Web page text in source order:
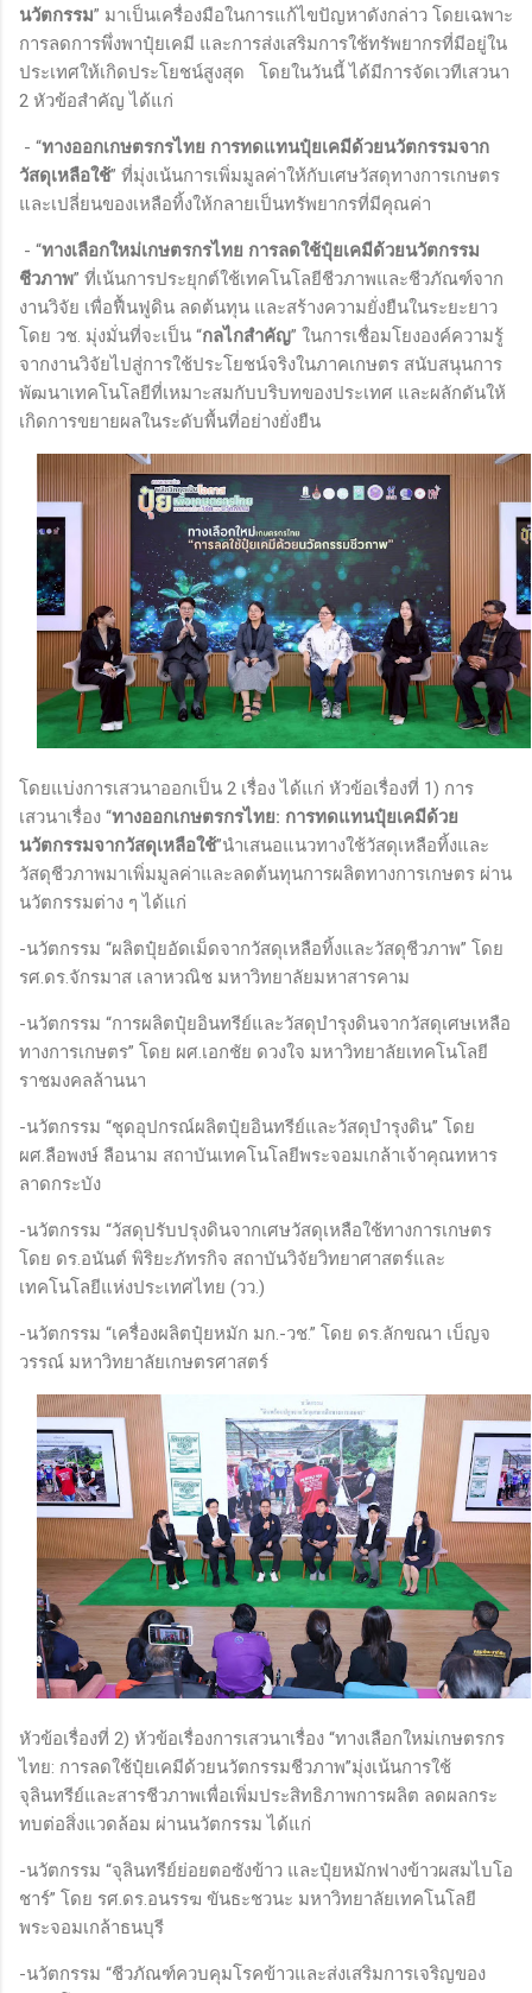
นวัตกรรม” มาเป็นเครื่องมือในการแก้ไขปัญหาดังกล่าว โดยเฉพาะ
การลดการพึ่งพาปุ๋ยเคมี และการส่งเสริมการใช้ทรัพยากรที่มีอยู่ใน
ประเทศให้เกิดประโยชน์สูงสุด โดยในวันนี้ ได้มีการจัดเวทีเสวนา
2 หัวข้อสำคัญ ได้แก่
- “ทางออกเกษตรกรไทย การทดแทนปุ๋ยเคมีด้วยนวัตกรรมจาก
วัสดุเหลือใช้” ที่มุ่งเน้นการเพิ่มมูลค่าให้กับเศษวัสดุทางการเกษตร
และเปลี่ยนของเหลือทิ้งให้กลายเป็นทรัพยากรที่มีคุณค่า
- “ทางเลือกใหม่เกษตรกรไทย การลดใช้ปุ๋ยเคมีด้วยนวัตกรรม
ชีวภาพ” ที่เน้นการประยุกต์ใช้เทคโนโลยีชีวภาพและชีวภัณฑ์จาก
งานวิจัย เพื่อฟื้นฟูดิน ลดต้นทุน และสร้างความยั่งยืนในระยะยาว
โดย วช. มุ่งมั่นที่จะเป็น “กลไกสำคัญ” ในการเชื่อมโยงองค์ความรู้
จากงานวิจัยไปสู่การใช้ประโยชน์จริงในภาคเกษตร สนับสนุนการ
พัฒนาเทคโนโลยีที่เหมาะสมกับบริบทของประเทศ และผลักดันให้
เกิดการขยายผลในระดับพื้นที่อย่างยั่งยืน
โดยแบ่งการเสวนาออกเป็น 2 เรื่อง ได้แก่ หัวข้อเรื่องที่ 1) การ
เสวนาเรื่อง “ทางออกเกษตรกรไทย: การทดแทนปุ๋ยเคมีด้วย
นวัตกรรมจากวัสดุเหลือใช้”นำเสนอแนวทางใช้วัสดุเหลือทิ้งและ
วัสดุชีวภาพมาเพิ่มมูลค่าและลดต้นทุนการผลิตทางการเกษตร ผ่าน
นวัตกรรมต่าง ๆ ได้แก่
-นวัตกรรม “ผลิตปุ๋ยอัดเม็ดจากวัสดุเหลือทิ้งและวัสดุชีวภาพ” โดย
รศ.ดร.จักรมาส เลาหวณิช มหาวิทยาลัยมหาสารคาม
-นวัตกรรม “การผลิตปุ๋ยอินทรีย์และวัสดุบำรุงดินจากวัสดุเศษเหลือ
ทางการเกษตร” โดย ผศ.เอกชัย ดวงใจ มหาวิทยาลัยเทคโนโลยี
ราชมงคลล้านนา
-นวัตกรรม “ชุดอุปกรณ์ผลิตปุ๋ยอินทรีย์และวัสดุบำรุงดิน” โดย
ผศ.ลือพงษ์ ลือนาม สถาบันเทคโนโลยีพระจอมเกล้าเจ้าคุณทหาร
ลาดกระบัง
-นวัตกรรม “วัสดุปรับปรุงดินจากเศษวัสดุเหลือใช้ทางการเกษตร
โดย ดร.อนันต์ พิริยะภัทรกิจ สถาบันวิจัยวิทยาศาสตร์และ
เทคโนโลยีแห่งประเทศไทย (วว.)
-นวัตกรรม “เครื่องผลิตปุ๋ยหมัก มก.-วช.” โดย ดร.ลักขณา เบ็ญจ
วรรณ์ มหาวิทยาลัยเกษตรศาสตร์
หัวข้อเรื่องที่ 2) หัวข้อเรื่องการเสวนาเรื่อง “ทางเลือกใหม่เกษตรกร
ไทย: การลดใช้ปุ๋ยเคมีด้วยนวัตกรรมชีวภาพ”มุ่งเน้นการใช้
จุลินทรีย์และสารชีวภาพเพื่อเพิ่มประสิทธิภาพการผลิต ลดผลกระ
ทบต่อสิ่งแวดล้อม ผ่านนวัตกรรม ได้แก่
-นวัตกรรม “จุลินทรีย์ย่อยตอซังข้าว และปุ๋ยหมักฟางข้าวผสมไบโอ
ชาร์” โดย รศ.ดร.อนรรฆ ขันธะชวนะ มหาวิทยาลัยเทคโนโลยี
พระจอมเกล้าธนบุรี
-นวัตกรรม “ชีวภัณฑ์ควบคุมโรคข้าวและส่งเสริมการเจริญของ